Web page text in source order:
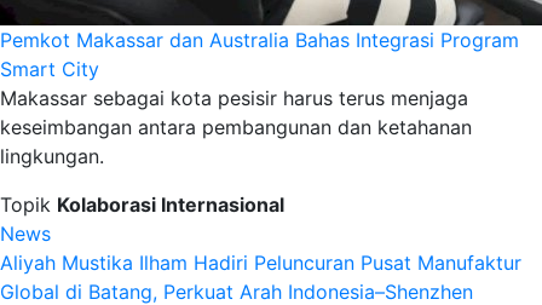
Pemkot Makassar dan Australia Bahas Integrasi Program
Smart City
Makassar sebagai kota pesisir harus terus menjaga
keseimbangan antara pembangunan dan ketahanan
lingkungan.
Topik Kolaborasi Internasional
News
Aliyah Mustika Ilham Hadiri Peluncuran Pusat Manufaktur
Global di Batang, Perkuat Arah Indonesia–Shenzhen